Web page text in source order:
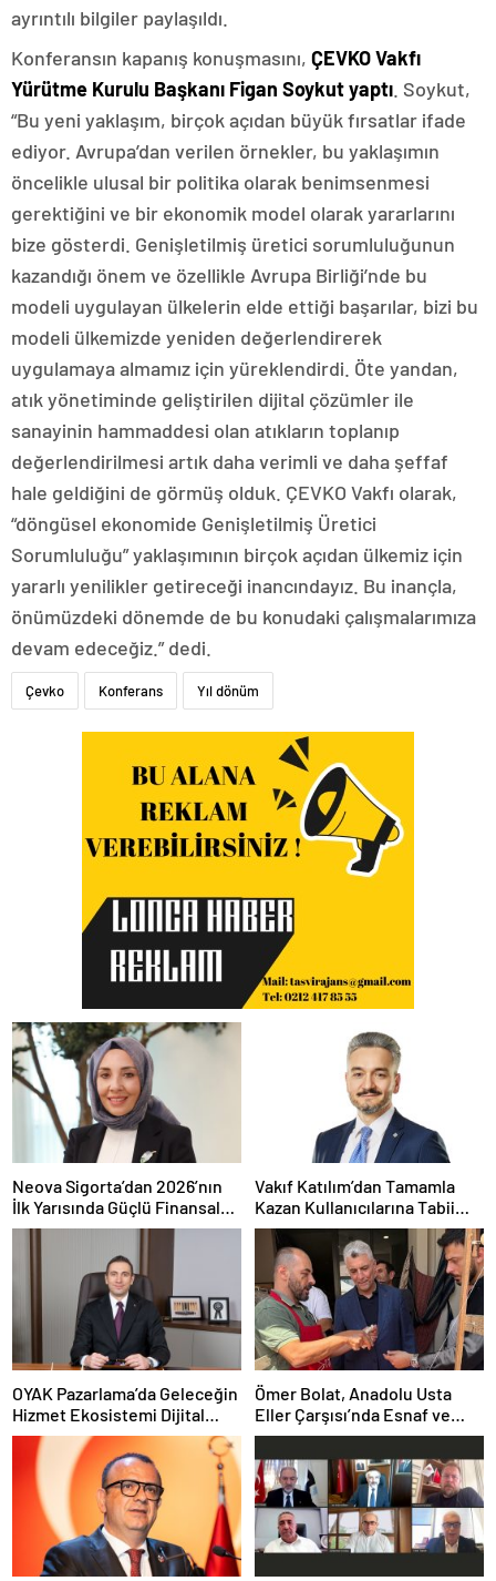
ayrıntılı bilgiler paylaşıldı.
Konferansın kapanış konuşmasını, ÇEVKO Vakfı
Yürütme Kurulu Başkanı Figan Soykut yaptı . Soykut,
“Bu yeni yaklaşım, birçok açıdan büyük fırsatlar ifade
ediyor. Avrupa’dan verilen örnekler, bu yaklaşımın
öncelikle ulusal bir politika olarak benimsenmesi
gerektiğini ve bir ekonomik model olarak yararlarını
bize gösterdi. Genişletilmiş üretici sorumluluğunun
kazandığı önem ve özellikle Avrupa Birliği’nde bu
modeli uygulayan ülkelerin elde ettiği başarılar, bizi bu
modeli ülkemizde yeniden değerlendirerek
uygulamaya almamız için yüreklendirdi. Öte yandan,
atık yönetiminde geliştirilen dijital çözümler ile
sanayinin hammaddesi olan atıkların toplanıp
değerlendirilmesi artık daha verimli ve daha şeffaf
hale geldiğini de görmüş olduk. ÇEVKO Vakfı olarak,
“döngüsel ekonomide Genişletilmiş Üretici
Sorumluluğu” yaklaşımının birçok açıdan ülkemiz için
yararlı yenilikler getireceği inancındayız. Bu inançla,
önümüzdeki dönemde de bu konudaki çalışmalarımıza
devam edeceğiz.” dedi.
Çevko Konferans Yıl dönüm
Neova Sigorta’dan 2026’nın
İlk Yarısında Güçlü Finansal
Performans
Vakıf Katılım’dan Tamamla
Kazan Kullanıcılarına Tabii
Premium Fırsatı
OYAK Pazarlama’da Geleceğin
Hizmet Ekosistemi Dijital
Dönüşümle Şekilleniyor
Ömer Bolat, Anadolu Usta
Eller Çarşısı’nda Esnaf ve
Sanatkârlarla Buluştu